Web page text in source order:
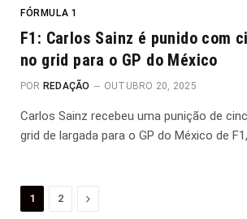
FÓRMULA 1
F1: Carlos Sainz é punido com
no grid para o GP do México
POR REDAÇÃO OUTUBRO 20, 2025
Carlos Sainz recebeu uma punição de
grid de largada para o GP do México de
1 2 Proximo